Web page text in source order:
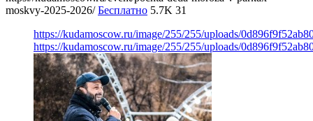
moskvy-2025-2026/ Бесплатно 5.7K 31
https://kudamoscow.ru/image/255/255/uploads/
https://kudamoscow.ru/image/255/255/uploads/